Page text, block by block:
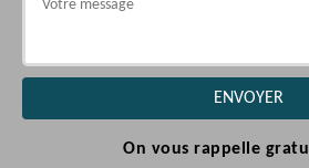
On vous rappelle